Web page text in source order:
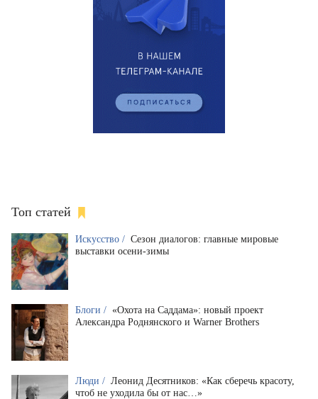
Топ статей
Искусство / Сезон диалогов: главные мировые
выставки осени-зимы
Блоги / «Охота на Саддама»: новый проект
Александра Роднянского и Warner Brothers
Люди / Леонид Десятников: «Как сберечь красоту,
чтоб не уходила бы от нас…»